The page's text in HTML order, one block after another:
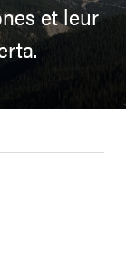
et leur